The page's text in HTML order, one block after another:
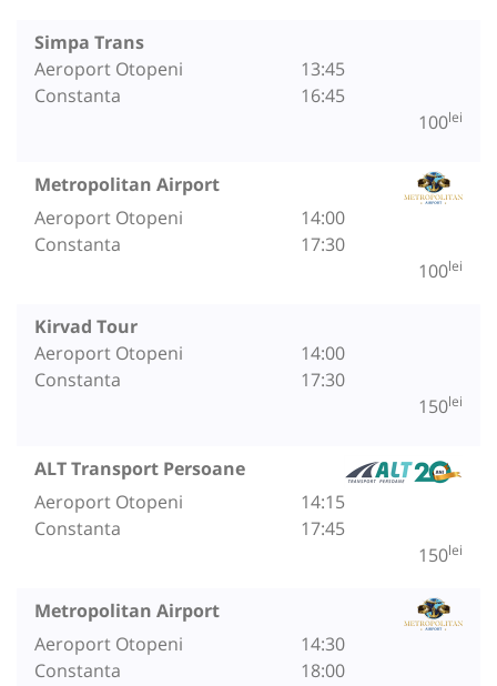
Simpa Trans
Aeroport Otopeni
Constanta
13:45
16:45
100lei
Metropolitan Airport
Aeroport Otopeni
Constanta
14:00
17:30
100lei
Kirvad Tour
Aeroport Otopeni
Constanta
14:00
17:30
150lei
ALT Transport Persoane
Aeroport Otopeni
Constanta
14:15
17:45
150lei
Metropolitan Airport
Aeroport Otopeni
Constanta
14:30
18:00